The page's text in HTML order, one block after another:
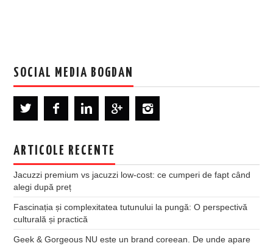
SOCIAL MEDIA BOGDAN
ARTICOLE RECENTE
Jacuzzi premium vs jacuzzi low-cost: ce cumperi de fapt când
alegi după preț
Fascinația și complexitatea tutunului la pungă: O perspectivă
culturală și practică
Geek & Gorgeous NU este un brand coreean. De unde apare